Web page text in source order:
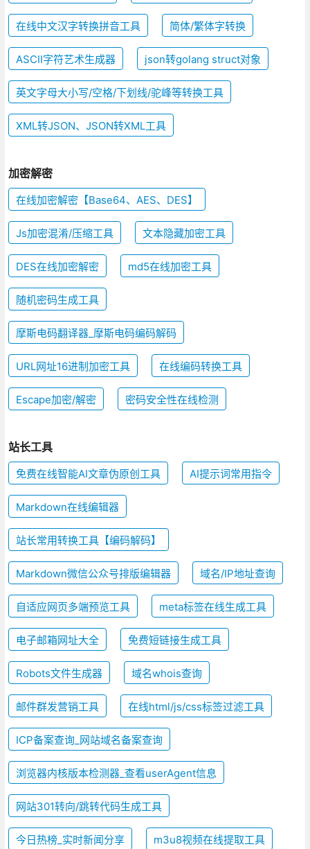
在线中文汉字转换拼音工具 简体/繁体字转换
ASCII字符艺术生成器 json转golang struct对象
英文字母大小写/空格/下划线/驼峰等转换工具
XML转JSON、JSON转XML工具
加密解密
在线加密解密【Base64、AES、DES】
Js加密混淆/压缩工具 文本隐藏加密工具
DES在线加密解密 md5在线加密工具
随机密码生成工具
摩斯电码翻译器_摩斯电码编码解码
URL网址16进制加密工具 在线编码转换工具
Escape加密/解密 密码安全性在线检测
站长工具
免费在线智能AI文章伪原创工具 AI提示词常用指令
Markdown在线编辑器
站长常用转换工具【编码解码】
Markdown微信公众号排版编辑器 域名/IP地址查询
自适应网页多端预览工具 meta标签在线生成工具
电子邮箱网址大全 免费短链接生成工具
Robots文件生成器 域名whois查询
邮件群发营销工具 在线html/js/css标签过滤工具
ICP备案查询_网站域名备案查询
浏览器内核版本检测器_查看userAgent信息
网站301转向/跳转代码生成工具
今日热榜_实时新闻分享 m3u8视频在线提取工具